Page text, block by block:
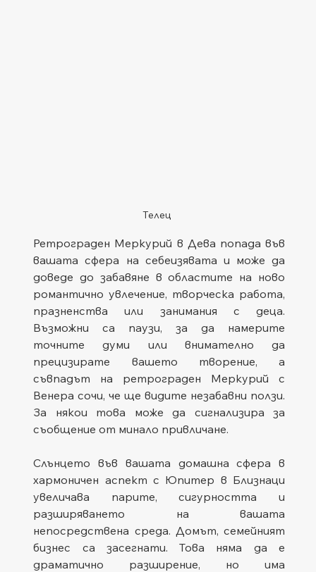
Телец
Ретрограден Меркурий в Дева попада във
вашата сфера на себеизявата и може да
доведе до забавяне в областите на ново
романтично увлечение, творческа работа,
празненства или занимания с деца.
Възможни са паузи, за да намерите
точните думи или внимателно да
прецизирате вашето творение, а
съвпадът на ретрограден Меркурий с
Венера сочи, че ще видите незабавни ползи.
За някои това може да сигнализира за
съобщение от минало привличане.
Слънцето във вашата домашна сфера в
хармоничен аспект с Юпитер в Близнаци
увеличава парите, сигурността и
разширяването на вашата
непосредствена среда. Домът, семейният
бизнес са засегнати. Това няма да е
драматично разширение, но има